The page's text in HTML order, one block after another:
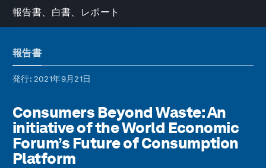
報告書、白書、レポート
報告書
発行: 2021年9月21日
Consumers Beyond Waste: An
initiative of the World Economic
Forum’s Future of Consumption
Platform